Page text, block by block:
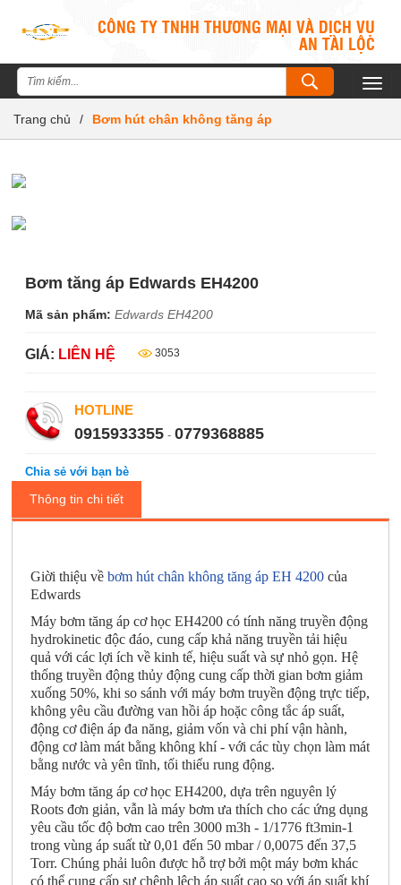
CÔNG TY TNHH THƯƠNG MẠI VÀ DỊCH VỤ
AN TÀI LỘC
Trang chủ
/ Bơm hút chân không tăng áp
Bơm tăng áp Edwards EH4200
Mã sản phẩm:Edwards EH4200
GIÁ: LIÊN HỆ 3053
HOTLINE
0915933355 -0779368885
Chia sẻ với bạn bè
Thông tin chi tiết
Giời thiệu vềbơm hút chân không tăng áp EH 4200 của
Edwards
Máy bơm tăng áp cơ học EH4200 có tính năng truyền động
hydrokinetic độc đáo, cung cấp khả năng truyền tải hiệu
quả với các lợi ích về kinh tế, hiệu suất và sự nhỏ gọn. Hệ
thống truyền động thủy động cung cấp thời gian bơm giảm
xuống 50%, khi so sánh với máy bơm truyền động trực tiếp,
không yêu cầu đường van hồi áp hoặc công tắc áp suất,
động cơ điện áp đa năng, giảm vốn và chi phí vận hành,
động cơ làm mát bằng không khí - với các tùy chọn làm mát
bằng nước và yên tĩnh, tối thiểu rung động.
Máy bơm tăng áp cơ học EH4200, dựa trên nguyên lý
Roots đơn giản, vẫn là máy bơm ưa thích cho các ứng dụng
yêu cầu tốc độ bơm cao trên 3000 m3h‑ 1/1776 ft3min-1
trong vùng áp suất từ ​​0,01 đến 50 mbar / 0,0075 đến 37,5
Torr. Chúng phải luôn được hỗ trợ bởi một máy bơm khác
có thể cung cấp sự chênh lệch áp suất cao so với áp suất khí